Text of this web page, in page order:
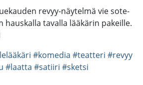
revyy-näytelmä vie sote-
hauskalla tavalla lääkärin pakeille.
#komedia #teatteri #revyy
#laatta #satiiri #sketsi